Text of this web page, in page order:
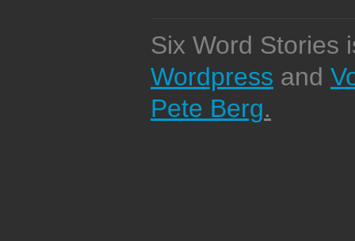
Six Word Stories
Wordpress and
Pete Berg.